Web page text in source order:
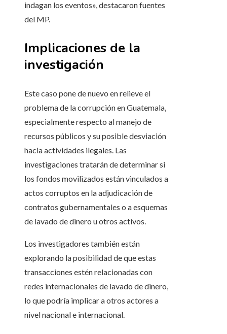
indagan los eventos», destacaron fuentes
del MP.
Implicaciones de la
investigación
Este caso pone de nuevo en relieve el
problema de la corrupción en Guatemala,
especialmente respecto al manejo de
recursos públicos y su posible desviación
hacia actividades ilegales. Las
investigaciones tratarán de determinar si
los fondos movilizados están vinculados a
actos corruptos en la adjudicación de
contratos gubernamentales o a esquemas
de lavado de dinero u otros activos.
Los investigadores también están
explorando la posibilidad de que estas
transacciones estén relacionadas con
redes internacionales de lavado de dinero,
lo que podría implicar a otros actores a
nivel nacional e internacional.